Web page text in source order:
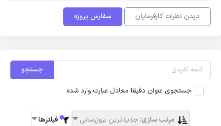
دیدن نظرات کارفرمایان سفارش پروژه
جستجو
جستجوی عنوان دقیقا معادل عبارت وارد شده
مرتب سازی:جدیدترین بروزرسانی فیلترها